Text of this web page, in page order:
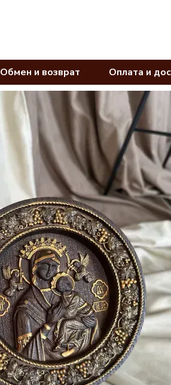
Обмен и возврат Оплата и